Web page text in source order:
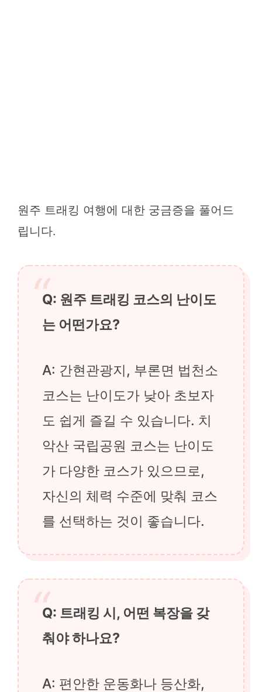
원주 트래킹 여행에 대한 궁금증을 풀어드
립니다.
Q: 원주 트래킹 코스의 난이도
는 어떤가요?
A: 간현관광지, 부론면 법천소
코스는 난이도가 낮아 초보자
도 쉽게 즐길 수 있습니다. 치
악산 국립공원 코스는 난이도
가 다양한 코스가 있으므로,
자신의 체력 수준에 맞춰 코스
를 선택하는 것이 좋습니다.
Q: 트래킹 시, 어떤 복장을 갖
춰야 하나요?
A: 편안한 운동화나 등산화,